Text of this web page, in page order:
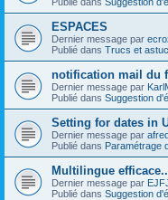
ESPACES
Dernier message par
Publié dans Trucs et
notification mail du
Dernier message par
Publié dans Suggestion
Setting for dates in
Dernier message par
Publié dans Paramétrage
Multilingue
Dernier message par
Publié dans Suggestion